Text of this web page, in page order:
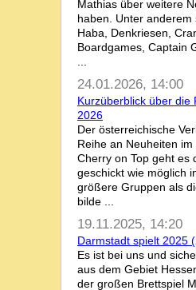
Mathias über weitere
haben. Unter anderem
Haba, Denkriesen,
Boardgames, Captain
24.01.2026, 14:00
Kurzüberblick über die
2026
Der österreichische
Reihe an Neuheiten
Cherry on Top geht es
geschickt wie möglich
größere Gruppen als
bilde ...
19.11.2025, 14:20
Darmstadt spielt 2025
Es ist bei uns und
aus dem Gebiet
der großen Brettspiel